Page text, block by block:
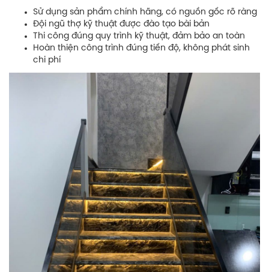
Sử dụng sản phẩm chính hãng, có nguồn gốc rõ ràng
Đội ngũ thợ kỹ thuật được đào tạo bài bản
Thi công đúng quy trình kỹ thuật, đảm bảo an toàn
Hoàn thiện công trình đúng tiến độ, không phát sinh
chi phí